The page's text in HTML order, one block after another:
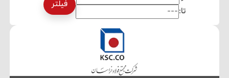
تا:
فیلتر